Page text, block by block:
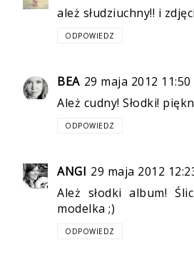
ależ słudziuchny!! i
ODPOWIEDZ
BEA 29 maja 2012 11:50
Ależ cudny! Słodki!
ODPOWIEDZ
ANGI 29 maja 2012
Ależ słodki album!
modelka ;)
ODPOWIEDZ